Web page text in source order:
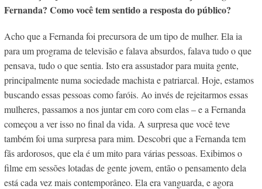
Fernanda? Como você tem sentido a resposta do público?
Acho que a Fernanda foi precursora de um tipo de mulher. Ela ia
para um programa de televisão e falava absurdos, falava tudo o que
pensava, tudo o que sentia. Isto era assustador para muita gente,
principalmente numa sociedade machista e patriarcal. Hoje, estamos
buscando essas pessoas como faróis. Ao invés de rejeitarmos essas
mulheres, passamos a nos juntar em coro com elas – e a Fernanda
começou a ver isso no final da vida. A surpresa que você teve
também foi uma surpresa para mim. Descobri que a Fernanda tem
fãs ardorosos, que ela é um mito para várias pessoas. Exibimos o
filme em sessões lotadas de gente jovem, então o pensamento dela
está cada vez mais contemporâneo. Ela era vanguarda, e agora